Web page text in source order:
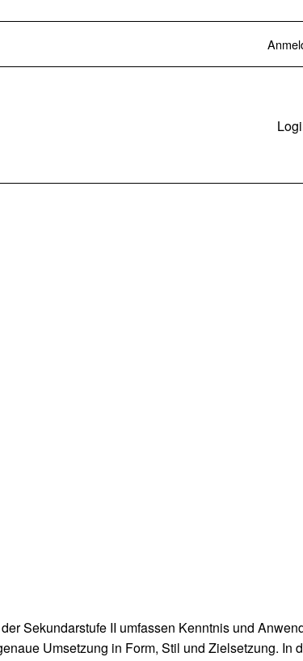
Sekundarstufe II umfassen Kenntnis und
Umsetzung in Form, Stil und Zielsetzung. In